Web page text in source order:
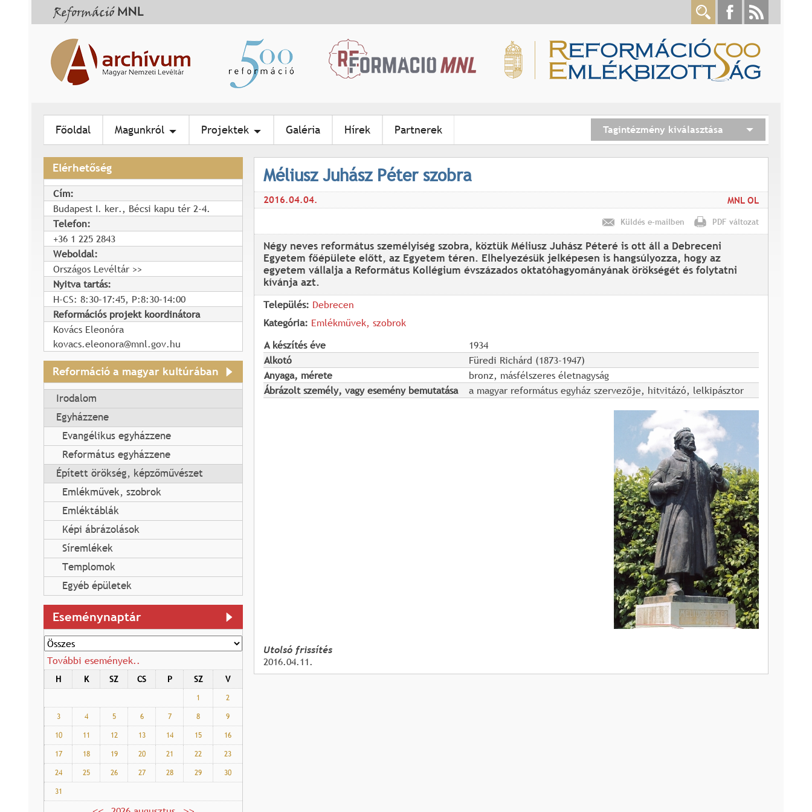
Főoldal Magunkról Projektek Galéria Hírek Partnerek Tagintézmény kiválasztása
Elérhetőség
Cím:
Budapest I. ker., Bécsi kapu tér 2-4.
Telefon:
+36 1 225 2843
Weboldal:
Országos Levéltár
Nyitva tartás:
H-CS: 8:30–17:45, P:8:30–14:00
Reformációs projekt koordinátora
Kovács Eleonóra
kovacs.eleonora@mnl.gov.hu
Reformáció a magyar kultúrában
Irodalom
Egyházzene
Evangélikus egyházzene
Református egyházzene
Épített örökség, képzőművészet
Emlékművek, szobrok
Emléktáblák
Képi ábrázolások
Síremlékek
Templomok
Egyéb épületek
Eseménynaptár
További események..
H K SZ CS P SZ
V
1
2
3
4 5 6 7 8
9
10
11 12 13 14 15
16
17
18 19 20 21 22
23
24
25 26 27 28 29
30
31
Méliusz Juhász Péter szobra
2016.04.04. MNL OL
Küldés e-mailben PDF változat
Négy neves református személyiség szobra, köztük Méliusz Juhász Péteré is ott áll a Debreceni
Egyetem főépülete előtt, az Egyetem téren. Elhelyezésük jelképesen is hangsúlyozza, hogy az
egyetem vállalja a Református Kollégium évszázados oktatóhagyományának örökségét és folytatni
kívánja azt.
Település: Debrecen
Kategória: Emlékművek, szobrok
A készítés éve
1934
Alkotó
Füredi Richárd (1873-1947)
Anyaga, mérete
bronz, másfélszeres életnagyság
Ábrázolt személy, vagy esemény bemutatása
a magyar református egyház szervezője, hitvitázó, lelkipásztor
Utolsó frissítés
2016.04.11.